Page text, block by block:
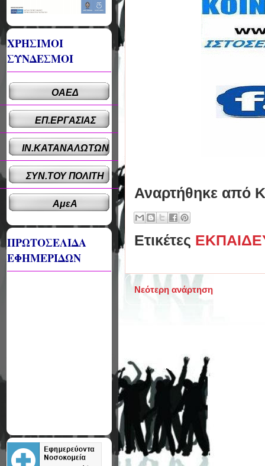
Αναρτήθηκε από
Ετικέτες
Νεότερη ανάρτηση
ΧΡΗΣΙΜΟΙ
ΣΥΝΔΕΣΜΟΙ
ΟΑΕΔ
ΕΠ.ΕΡΓΑΣΙΑΣ
ΙΝ.ΚΑΤΑΝΑΛΩΤΩΝ
ΣΥΝ.ΤΟΥ ΠΟΛΙΤΗ
ΑμεΑ
ΠΡΩΤΟΣΕΛΙΔΑ
ΕΦΗΜΕΡΙΔΩΝ